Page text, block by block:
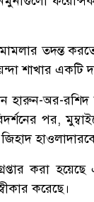
তদন্ত
শাখার একটি
হারুন-অর-
পর,
করা হয়েছে
করেছে।